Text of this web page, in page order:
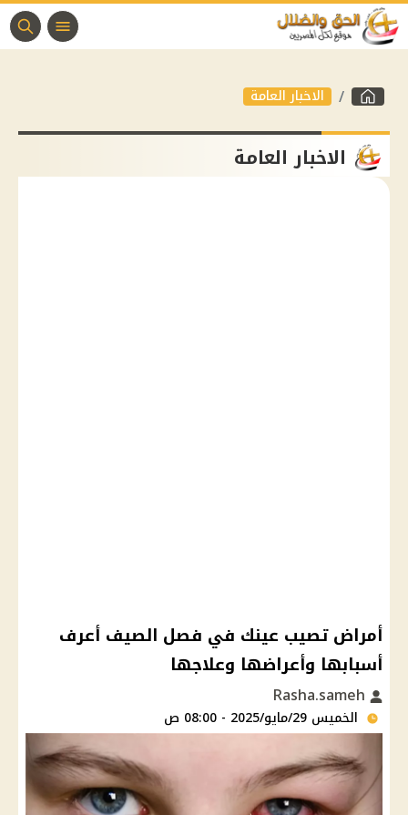
الاخبار العامة
الاخبار العامة
أمراض تصيب عينك في فصل الصيف أعرف
أسبابها وأعراضها وعلاجها
الخميس 29/مايو/2025 - 08:00 ص